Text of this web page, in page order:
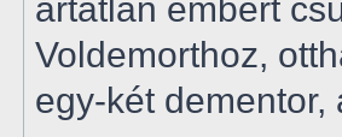
ártatlan embert
Voldemorthoz,
egy-két